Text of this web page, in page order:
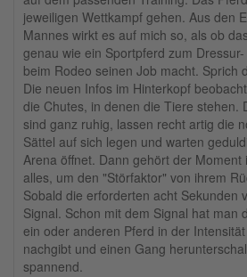
jeweiligen Wettkampf gehen. Aus den
Mannes wirkt es auf mich so, als ob
genau wie ein Sportpferd zum
beim Rodeo seinen Job macht. Sprich
Die neuen Infos im Hinterkopf
die Chutes, in denen die Tiere stehen.
sind ganz ruhig, lassen recht artig die
Sättel auf sich legen und warten
Arena öffnet. Dann gehört der
alles, um den "Störfaktor" von ihrem
Sobald die erforderten acht Sekunden
Signal. Schon mit dem Signal hat man
ein oder anderen Pferd in der
nachgibt und einen Gang
spannend.